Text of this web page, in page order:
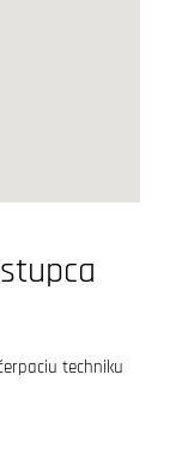
techniku